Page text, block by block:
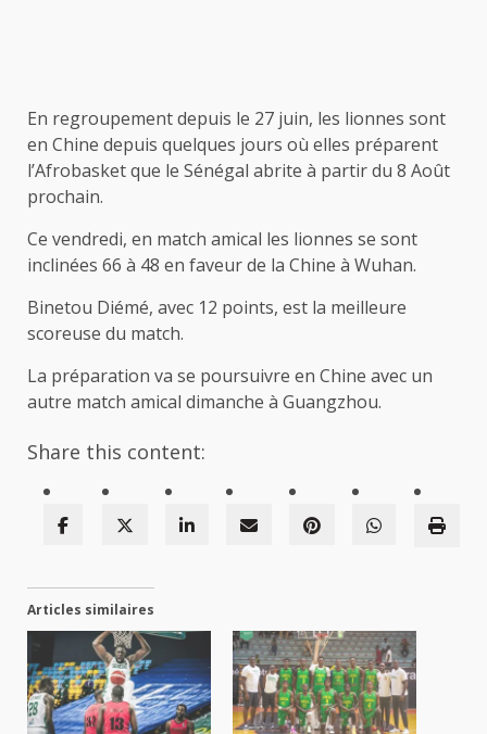
En regroupement depuis le 27 juin, les lionnes sont
en Chine depuis quelques jours où elles préparent
l’Afrobasket que le Sénégal abrite à partir du 8 Août
prochain.
Ce vendredi, en match amical les lionnes se sont
inclinées 66 à 48 en faveur de la Chine à Wuhan.
Binetou Diémé, avec 12 points, est la meilleure
scoreuse du match.
La préparation va se poursuivre en Chine avec un
autre match amical dimanche à Guangzhou.
Share this content:
Articles similaires